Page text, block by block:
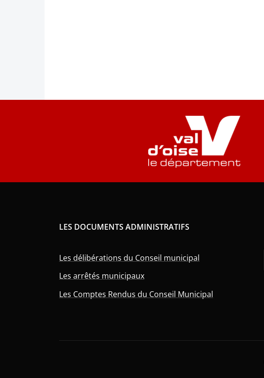
LES DOCUMENTS ADMINISTRATIFS
Les délibérations du Conseil municipal
Les arrêtés municipaux
Les Comptes Rendus du Conseil Municipal